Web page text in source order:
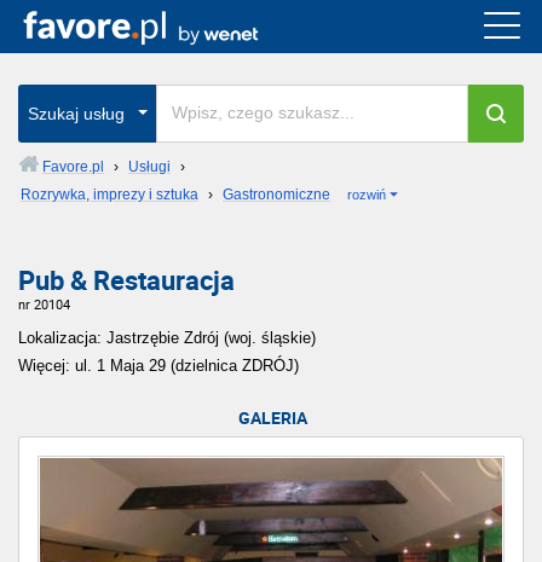
Szukaj usług
Favore.pl › Usługi
›
Rozrywka, imprezy i sztuka › Gastronomiczne rozwiń
Pub & Restauracja
nr 20104
Lokalizacja: Jastrzębie Zdrój (woj. śląskie)
Więcej: ul. 1 Maja 29 (dzielnica ZDRÓJ)
GALERIA